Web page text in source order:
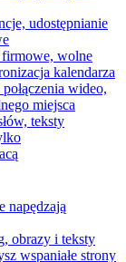
udostępnianie
wolne
kalendarza
wideo,
miejsca
teksty
napędzają
obrazy i teksty
wspaniałe strony